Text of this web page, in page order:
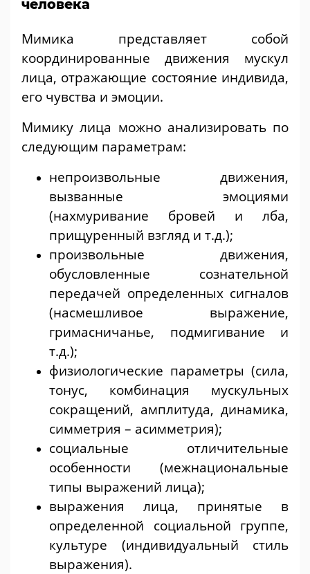
человека
Мимика представляет собой
координированные движения мускул
лица, отражающие состояние индивида,
его чувства и эмоции.
Мимику лица можно анализировать по
следующим параметрам:
непроизвольные движения,
вызванные эмоциями
(нахмуривание бровей и лба,
прищуренный взгляд и т.д.);
произвольные движения,
обусловленные сознательной
передачей определенных сигналов
(насмешливое выражение,
гримасничанье, подмигивание и
т.д.);
физиологические параметры (сила,
тонус, комбинация мускульных
сокращений, амплитуда, динамика,
симметрия – асимметрия);
социальные отличительные
особенности (межнациональные
типы выражений лица);
выражения лица, принятые в
определенной социальной группе,
культуре (индивидуальный стиль
выражения).